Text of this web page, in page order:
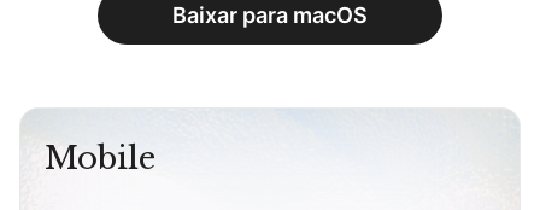
Blog
Baixar para macOS
Mobile